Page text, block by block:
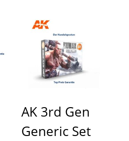
AK 3rd Gen
Generic Set